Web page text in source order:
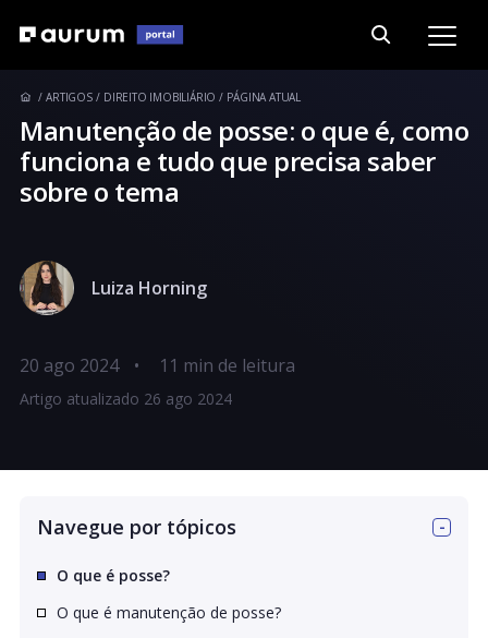
ARTIGOS DIREITO IMOBILIÁRIO PÁGINA ATUAL
Manutenção de posse: o que é, como
funciona e tudo que precisa saber
sobre o tema
Luiza Horning
20 ago 2024 •
Artigo atualizado 26 ago 2024
Navegue por tópicos
O que é posse?
O que é manutenção de posse?